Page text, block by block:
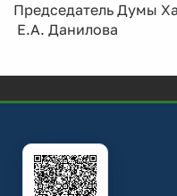
Председатель Думы
Е.А. Данилова